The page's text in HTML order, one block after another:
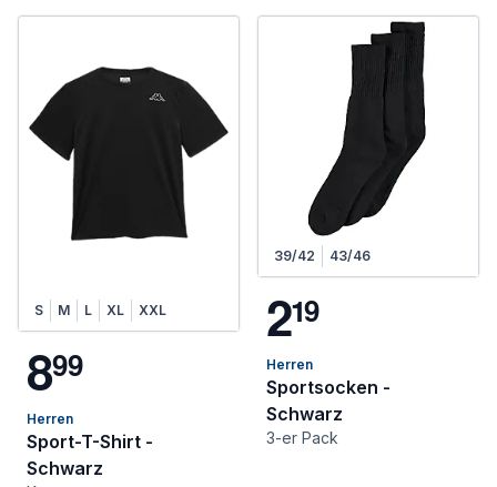
S M L XL XXL
899
Herren
Sport-T-Shirt -
Schwarz
39/42 43/46
219
Herren
Sportsocken -
Schwarz
3-er Pack